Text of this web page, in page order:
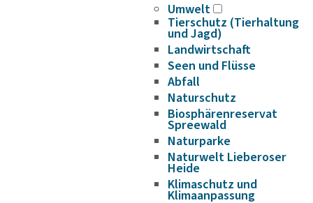
Umwelt
Tierschutz (Tierhaltung
und Jagd)
Landwirtschaft
Seen und Flüsse
Abfall
Naturschutz
Biosphärenreservat
Spreewald
Naturparke
Naturwelt Lieberoser
Heide
Klimaschutz und
Klimaanpassung